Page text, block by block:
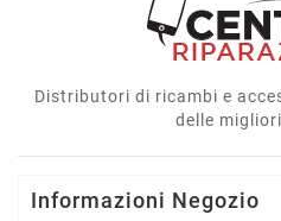
Distributori di ricambi e
delle
Informazioni Negozio